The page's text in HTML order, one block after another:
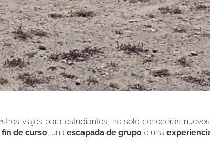
viajes para estudiantes, no solo conocerás
de curso, una escapada de grupo o una